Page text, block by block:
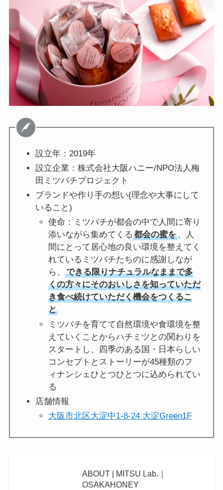
設立年：2019年
設立企業：株式会社大阪ハニー/NPO法人梅
田ミツバチプロジェクト
ブランドや作り手の想い(理念や大事にして
いること)
使命：ミツバチが都会の中で人間に寄り
添いながら集めてくる都会の蜜を、人
間にとって居心地の良い環境を整えてく
れているミツバチたちのに感謝しなが
ら、
できる限りナチュラルなままで多
くの方々にそのおいしさを知っていただ
き食べ続けていただく機会をつくるこ
と
ミツバチを育てて自然環境や食環境を整
えていくことからハチミツとの関わりを
スタートし、四季のある国・日本らしい
コンセプトとストーリーが45種類のフ
ィナンシェひとつひとつに込められてい
る
店舗情報
大阪市北区大淀中1-8-24 大淀Green1F
ABOUT | MITSU Lab.｜
OSAKAHONEY